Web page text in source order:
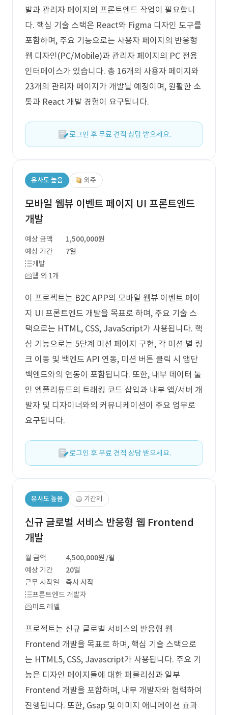
발과 관리자 페이지의 프론트엔드 작업이 필요합니
다. 핵심 기술 스택은 React와 Figma 디자인 도구를
포함하며, 주요 기능으로는 사용자 페이지의 반응형
웹 디자인(PC/Mobile)과 관리자 페이지의 PC 전용
인터페이스가 있습니다. 총 16개의 사용자 페이지와
23개의 관리자 페이지가 개발될 예정이며, 원활한 소
통과 React 개발 경험이 요구됩니다.
로그인 후 무료 견적 상담 받으세요.
유사도 높음 외주
모바일 웹뷰 이벤트 페이지 UI 프론트엔드
개발
예상 금액
1,500,000원
예상 기간
7일
개발
웹 외 1개
이 프로젝트는 B2C APP의 모바일 웹뷰 이벤트 페이
지 UI 프론트엔드 개발을 목표로 하며, 주요 기술 스
택으로는 HTML, CSS, JavaScript가 사용됩니다. 핵
심 기능으로는 5단계 미션 페이지 구현, 각 미션 별 링
크 이동 및 백엔드 API 연동, 미션 버튼 클릭 시 앱단
백엔드와의 연동이 포함됩니다. 또한, 내부 데이터 툴
인 엠플리튜드의 트래킹 코드 삽입과 내부 앱/서버 개
발자 및 디자이너와의 커뮤니케이션이 주요 업무로
요구됩니다.
로그인 후 무료 견적 상담 받으세요.
유사도 높음 기간제
신규 글로벌 서비스 반응형 웹 Frontend
개발
월 금액 4,500,000원 /월
예상 기간
20일
근무 시작일
즉시 시작
프론트엔드 개발자
미드 레벨
프로젝트는 신규 글로벌 서비스의 반응형 웹
Frontend 개발을 목표로 하며, 핵심 기술 스택으로
는 HTML5, CSS, Javascript가 사용됩니다. 주요 기
능은 디자인 페이지들에 대한 퍼블리싱과 일부
Frontend 개발을 포함하며, 내부 개발자와 협력하여
진행됩니다. 또한, Gsap 및 이미지 애니메이션 효과